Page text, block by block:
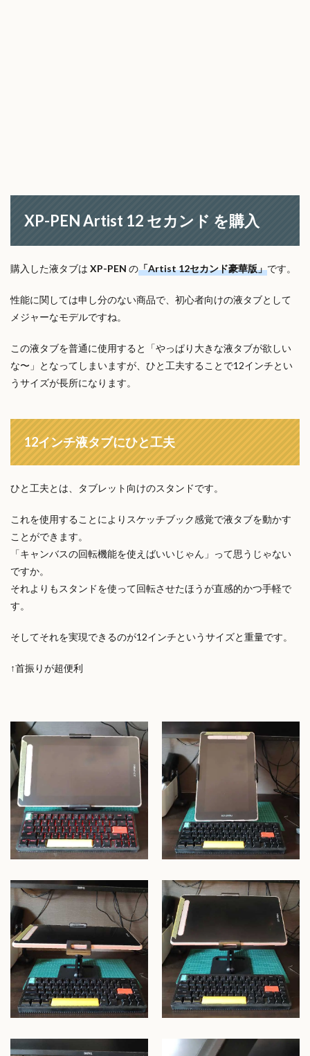
XP-PEN Artist 12 セカンド を購入
購入した液タブは XP-PEN の「Artist 12セカンド豪華版」です。
性能に関しては申し分のない商品で、初心者向けの液タブとして
メジャーなモデルですね。
この液タブを普通に使用すると「やっぱり大きな液タブが欲しい
な〜」となってしまいますが、ひと工夫することで12インチとい
うサイズが長所になります。
12インチ液タブにひと工夫
ひと工夫とは、タブレット向けのスタンドです。
これを使用することによりスケッチブック感覚で液タブを動かす
ことができます。
「キャンバスの回転機能を使えばいいじゃん」って思うじゃない
ですか。
それよりもスタンドを使って回転させたほうが直感的かつ手軽で
す。
そしてそれを実現できるのが12インチというサイズと重量です。
↑首振りが超便利